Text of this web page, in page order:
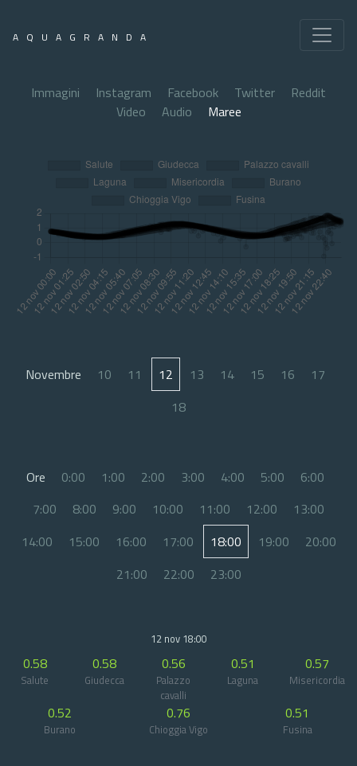
AQUAGRANDA
Immagini Instagram Facebook Twitter
Reddit
Video
Audio Maree
Novembre 10 11 12 13 14 15 16
17
18
Ore 0:00 1:00 2:00 3:00 4:00 5:00
6:00
7:00
8:00 9:00 10:00 11:00 12:00
13:00
14:00
15:00 16:00 17:00 18:00 19:00
20:00
21:00
22:00 23:00
12 nov 18:00
0.58
Salute
0.58
Giudecca
0.56
Palazzo
cavalli
0.51
Laguna
0.57
Misericordia
0.52
Burano
0.76
Chioggia Vigo
0.51
Fusina